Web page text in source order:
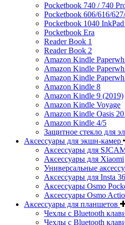
Pocketbook 740 / 740
Pocketbook 606/616/
Pocketbook 1040
Pocketbook Era
Reader Book 1
Reader Book 2
Amazon Kindle
Amazon Kindle
Amazon Kindle
Amazon Kindle 8
Amazon Kindle 9 (2019)
Amazon Kindle Voyage
Amazon Kindle Oasis
Amazon Kindle 4/5
Защитное стекло для
Аксессуары для экшн-камер
Аксессуары для
Аксессуары для Xiaomi
Универсальные
Аксессуары для Insta
Аксессуары Osmo
Аксессуары Osmo
Аксессуары для планшетов
Чехлы с Bluetooth
Чехлы с Bluetooth